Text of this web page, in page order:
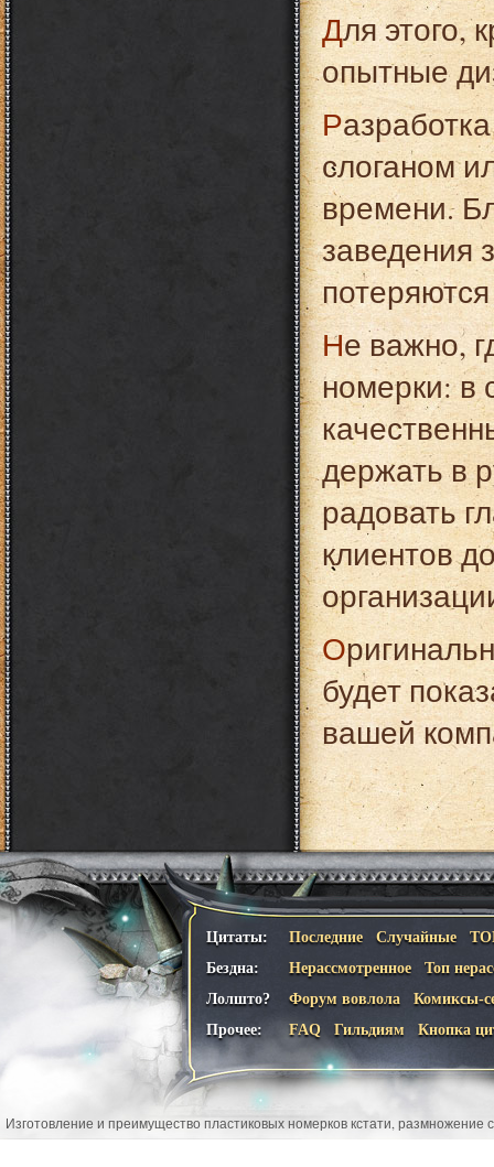
Для этого, кроме качественных станков, нужны
опытные
Разработка собственного дизайна с логотипом,
слоганом
времени.
заведения
Не важно, где будут использоваться пластиковые
номерки: в
держать в
радовать
клиентов
Оригинальный гардеробный номерок из пластика
будет
вашей
Цитаты: Последние Случайные
Бездна:
Нерассмотренное
Топ
Лолшто?
Форум вовлола
Комиксы-
Прочее:
FAQ Гильдиям Кнопка
Изготовление и преимущество пластиковых номерков кстати, размножение